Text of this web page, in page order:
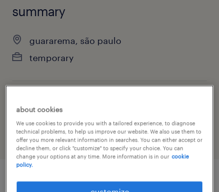
summary
guararema, são paulo
temporary
about cookies
We use cookies to provide you with a tailored experience, to diagnose
technical problems, to help us improve our website. We also use them to
offer you more relevant information in searches. You can either accept or
decline them, or click "customize" to specify your choice. You can
change your options at any time. More information is in our cookie
policy.